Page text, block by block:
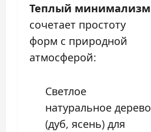
Теплый минимализм
сочетает простоту
форм с природной
атмосферой:
Светлое
натуральное дерево
(дуб, ясень) для